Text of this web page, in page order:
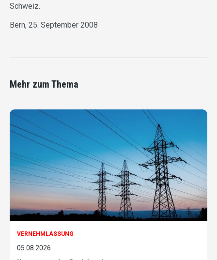
Schweiz.
Bern, 25. September 2008
Mehr zum Thema
VERNEHMLASSUNG
05.08.2026